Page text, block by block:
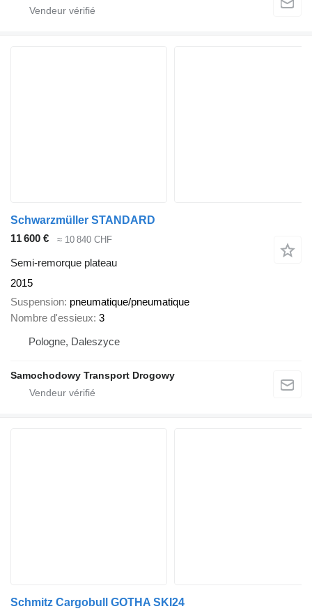
Schwarzmüller STANDARD
11 600 €
≈ 10 840 CHF
Semi-remorque plateau
2015
Suspension pneumatique/pneumatique
Nombre d'essieux 3
Pologne, Daleszyce
Samochodowy Transport Drogowy
Schmitz Cargobull GOTHA SKI24